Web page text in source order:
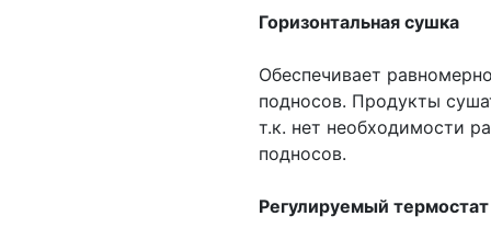
Горизонтальная сушка
Обеспечивает
подносов. Продукты
т.к. нет необходимости
подносов.
Регулируемый термостат